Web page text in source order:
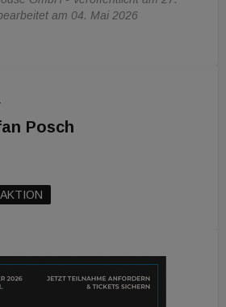
am 04. Mai 2026
Posch